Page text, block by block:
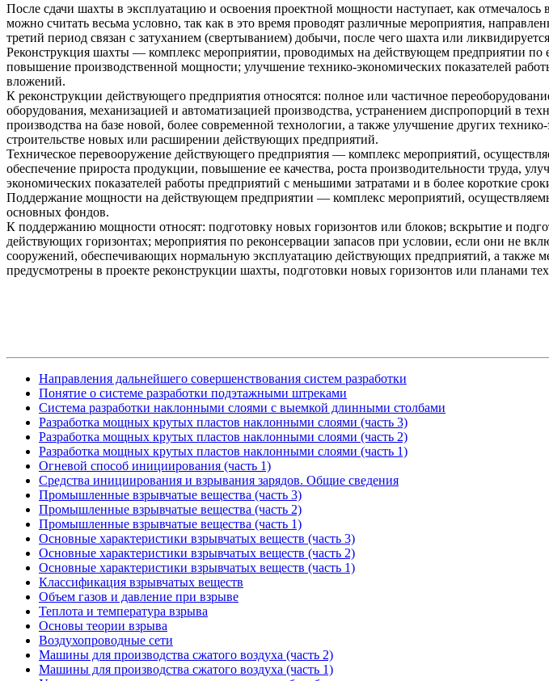
После сдачи шахты в эксплуатацию и освоения проектной мощности наступает, как
можно считать весьма условно, так как в это время проводят различные мероприятия,
третий период связан с затуханием (свертыванием) добычи, после чего шахта или
Реконструкция шахты — комплекс мероприятии, проводимых на действующем предприятии
повышение производственной мощности; улучшение технико-экономических показателей
вложений.
К реконструкции действующего предприятия относятся: полное или частичное
оборудования, механизацией и автоматизацией производства, устранением диспропорций в
производства на базе новой, более современной технологии, а также улучшение других
строительстве новых или расширении действующих предприятий.
Техническое перевооружение действующего предприятия — комплекс мероприятий,
обеспечение прироста продукции, повышение ее качества, роста производительности труда,
экономических показателей работы предприятий с меньшими затратами и в более короткие
Поддержание мощности на действующем предприятии — комплекс мероприятий,
основных фондов.
К поддержанию мощности относят: подготовку новых горизонтов или блоков; вскрытие и
действующих горизонтах; мероприятия по реконсервации запасов при условии, если они не
сооружений, обеспечивающих нормальную эксплуатацию действующих предприятий, а также
предусмотрены в проекте реконструкции шахты, подготовки новых горизонтов или планами
Направления дальнейшего совершенствования систем разработки
Понятие о системе разработки подэтажными штреками
Система разработки наклонными слоями с выемкой длинными столбами
Разработка мощных крутых пластов наклонными слоями (часть 3)
Разработка мощных крутых пластов наклонными слоями (часть 2)
Разработка мощных крутых пластов наклонными слоями (часть 1)
Огневой способ инициирования (часть 1)
Средства инициирования и взрывания зарядов. Общие сведения
Промышленные взрывчатые вещества (часть 3)
Промышленные взрывчатые вещества (часть 2)
Промышленные взрывчатые вещества (часть 1)
Основные характеристики взрывчатых веществ (часть 3)
Основные характеристики взрывчатых веществ (часть 2)
Основные характеристики взрывчатых веществ (часть 1)
Классификация взрывчатых веществ
Объем газов и давление при взрыве
Теплота и температура взрыва
Основы теории взрыва
Воздухопроводные сети
Машины для производства сжатого воздуха (часть 2)
Машины для производства сжатого воздуха (часть 1)